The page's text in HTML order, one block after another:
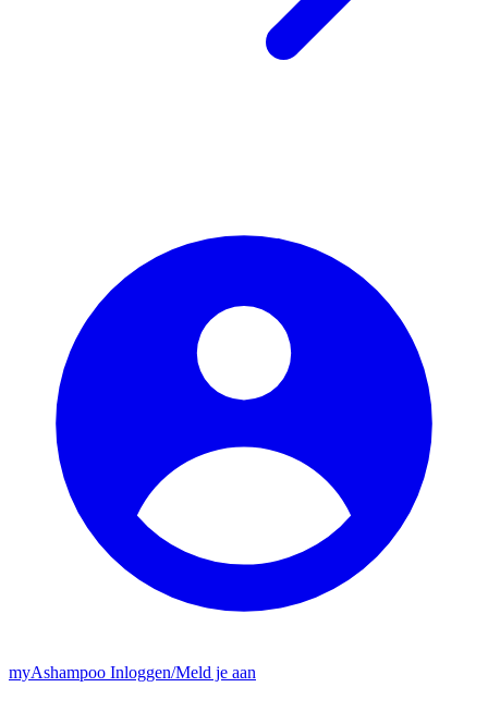
myAshampoo Inloggen/Meld je aan